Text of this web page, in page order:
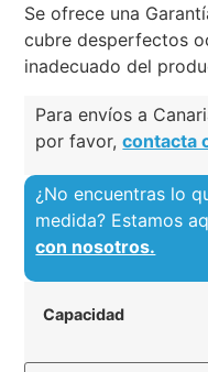
Se ofrece una
cubre desperfectos
inadecuado del
Para envíos a
por favor,contacta
¿No encuentras lo
medida? Estamos
con nosotros.
Capacidad